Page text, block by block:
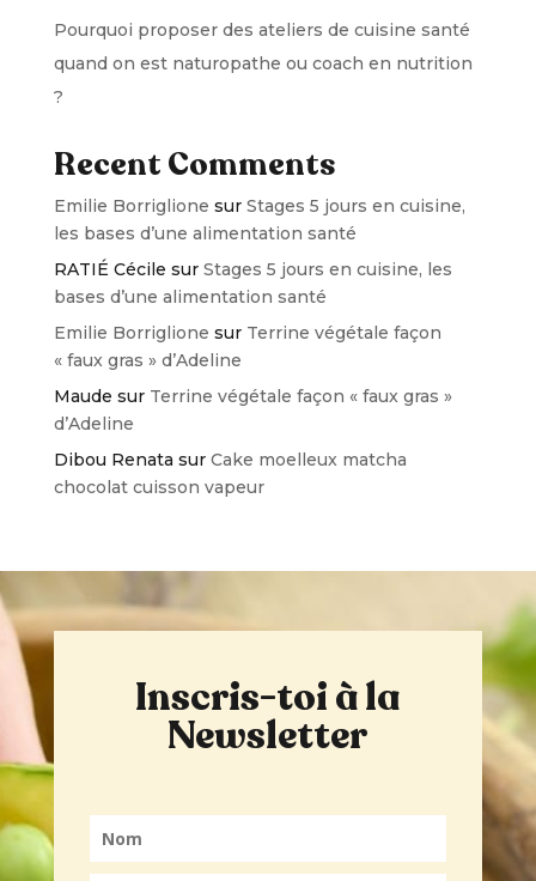
Pourquoi proposer des ateliers de cuisine santé
quand on est naturopathe ou coach en nutrition
?
Recent Comments
Emilie Borriglione sur Stages 5 jours en cuisine,
les bases d’une alimentation santé
RATIÉ Cécile sur Stages 5 jours en cuisine, les
bases d’une alimentation santé
Emilie Borriglione sur Terrine végétale façon
« faux gras » d’Adeline
Maude sur Terrine végétale façon « faux gras »
d’Adeline
Dibou Renata sur Cake moelleux matcha
chocolat cuisson vapeur
Inscris-toi à la
Newsletter